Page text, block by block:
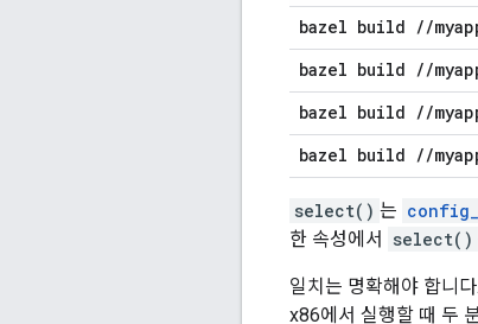
bazel build //
bazel build //
bazel build //
bazel build //
select() 는
한 속성에서
select()
일치는 명확해야 합니
x86에서 실행할 때 두